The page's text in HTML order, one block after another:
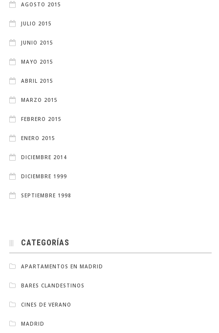
AGOSTO 2015
JULIO 2015
JUNIO 2015
MAYO 2015
ABRIL 2015
MARZO 2015
FEBRERO 2015
ENERO 2015
DICIEMBRE 2014
DICIEMBRE 1999
SEPTIEMBRE 1998
CATEGORÍAS
APARTAMENTOS EN MADRID
BARES CLANDESTINOS
CINES DE VERANO
MADRID